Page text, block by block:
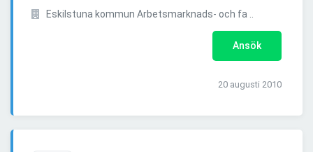
Eskilstuna kommun Arbetsmarknads- och fa ..
Ansök
20 augusti 2010